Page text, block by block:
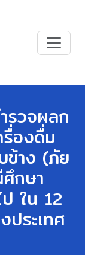
รวจผลก
รื่องดื่ม
ข้าง (ภัย
กษา
ใน 12
ระเทศ